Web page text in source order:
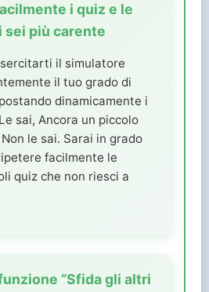
i quiz e le
sei più carente
il simulatore
il tuo grado di
dinamicamente i
sai, Ancora un piccolo
le sai. Sarai in grado
facilmente le
quiz che non riesci a
“Sfida gli altri